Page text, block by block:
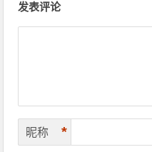
发表评论
昵称 *